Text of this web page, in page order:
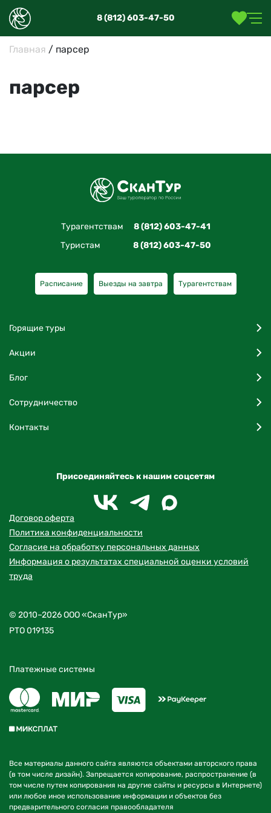
8 (812) 603-47-50
Главная / парсер
парсер
Турагентствам
8 (812) 603-47-41
Туристам
8 (812) 603-47-50
Расписание Выезды на завтра Турагентствам
Горящие туры
Акции
Блог
Сотрудничество
Контакты
Присоединяйтесь к нашим соцсетям
Договор оферта
Политика конфиденциальности
Согласие на обработку персональных данных
Информация о результатах специальной оценки условий
труда
© 2010–2026 ООО «СканТур»
РТО 019135
Платежные системы
Все материалы данного сайта являются объектами авторского права
(в том числе дизайн). Запрещается копирование, распространение (в
том числе путем копирования на другие сайты и ресурсы в Интернете)
или любое иное использование информации и объектов без
предварительного согласия правообладателя